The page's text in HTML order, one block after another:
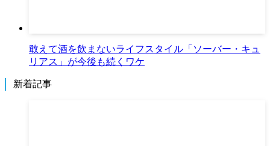
敢えて酒を飲まないライフスタイル「ソーバー・キュ
リアス」が今後も続くワケ
新着記事